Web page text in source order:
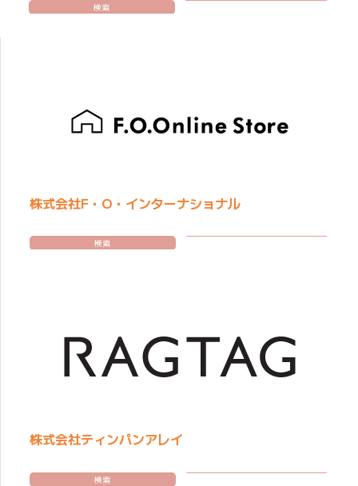
検索
株式会社F・O・インターナショナル
検索
株式会社ティンパンアレイ
検索